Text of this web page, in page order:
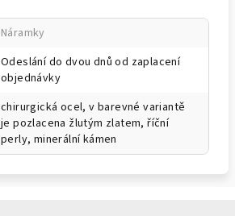
Náramky
Odeslání do dvou dnů od zaplacení
objednávky
chirurgická ocel, v barevné variantě
je pozlacena žlutým zlatem, říční
perly, minerální kámen